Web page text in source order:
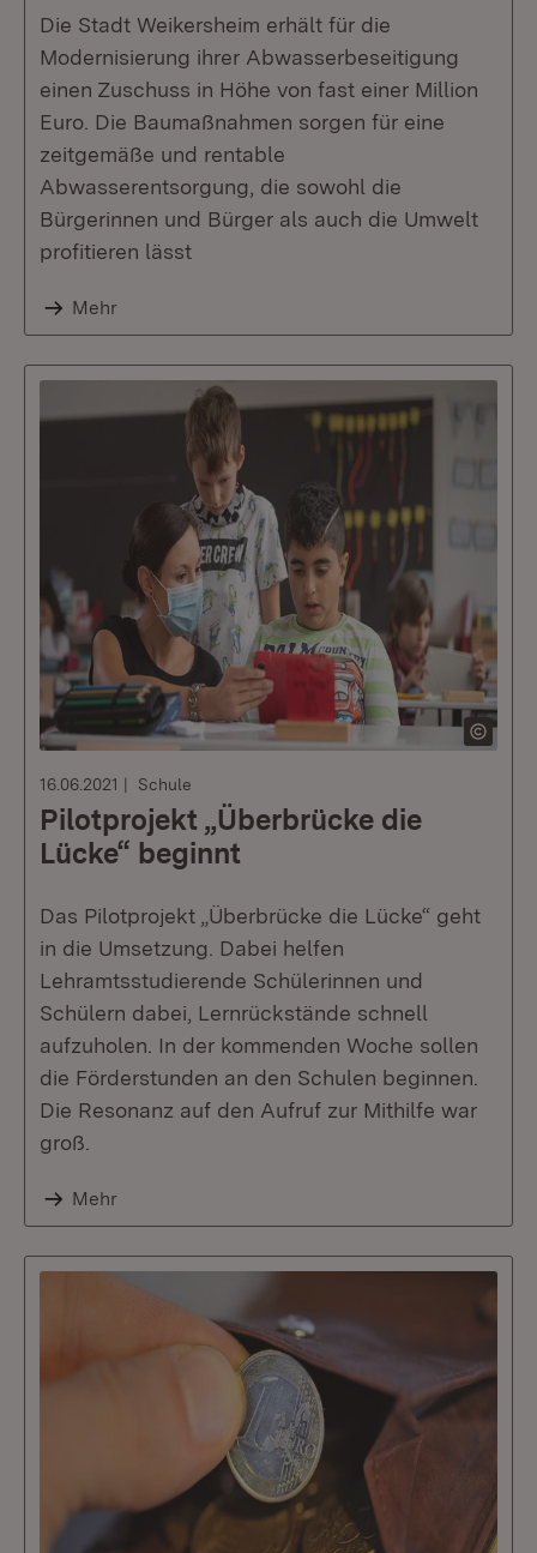
Die Stadt Weikersheim erhält für die
Modernisierung ihrer Abwasserbeseitigung
einen Zuschuss in Höhe von fast einer Million
Euro. Die Baumaßnahmen sorgen für eine
zeitgemäße und rentable
Abwasserentsorgung, die sowohl die
Bürgerinnen und Bürger als auch die Umwelt
profitieren lässt
Mehr
16.06.2021 Schule
Pilotprojekt „Überbrücke die
Lücke“ beginnt
Das Pilotprojekt „Überbrücke die Lücke“ geht
in die Umsetzung. Dabei helfen
Lehramtsstudierende Schülerinnen und
Schülern dabei, Lernrückstände schnell
aufzuholen. In der kommenden Woche sollen
die Förderstunden an den Schulen beginnen.
Die Resonanz auf den Aufruf zur Mithilfe war
groß.
Mehr